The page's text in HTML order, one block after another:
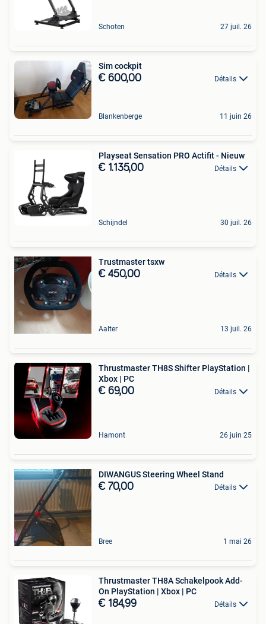
Schoten 27 juil. 26
Sim cockpit
€ 600,00 Détails
Blankenberge 11 juin 26
Playseat Sensation PRO Actifit - Nieuw
€ 1.135,00 Détails
Schijndel 30 juil. 26
Trustmaster tsxw
€ 450,00 Détails
Aalter 13 juil. 26
Thrustmaster TH8S Shifter PlayStation |
Xbox | PC
€ 69,00 Détails
Hamont 26 juin 25
DIWANGUS Steering Wheel Stand
€ 70,00 Détails
Bree 1 mai 26
Thrustmaster TH8A Schakelpook Add-
On PlayStation | Xbox | PC
€ 184,99 Détails